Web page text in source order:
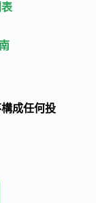
成任何投